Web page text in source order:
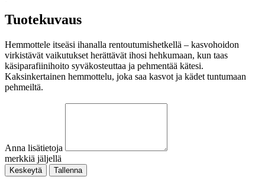
Tuotekuvaus
Hemmottele itseäsi ihanalla rentoutumishetkellä – kasvohoidon
virkistävät vaikutukset herättävät ihosi hehkumaan, kun taas
käsiparafiinihoito syväkosteuttaa ja pehmentää kätesi.
Kaksinkertainen hemmottelu, joka saa kasvot ja kädet tuntumaan
pehmeiltä.
Anna lisätietoja
merkkiä jäljellä
Keskeytä Tallenna